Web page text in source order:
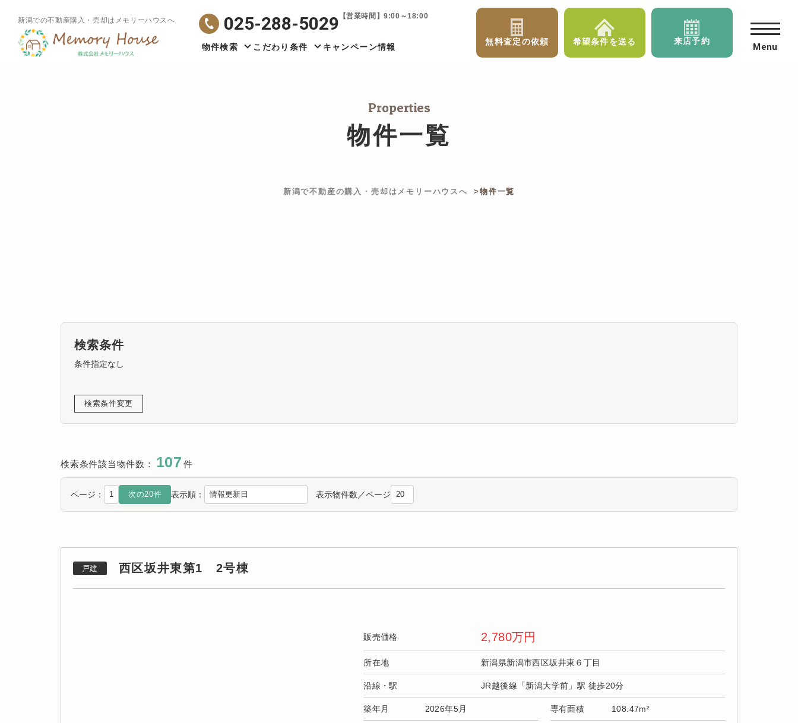
新潟での不動産購入・売却はメモリーハウスへ 025-288-5029 【営業時間】9:00～18:00
物件検索 こだわり条件 キャンペーン情報
無料査定の依頼 希望条件を送る 来店予約
Menu
Properties
物件一覧
新潟で不動産の購入・売却はメモリーハウスへ 物件一覧
検索条件
条件指定なし
検索条件変更
検索条件該当物件数： 107 件
ページ： 表示順： 表示物件数／ページ
戸建 西区坂井東第1 2号棟
販売価格 2,780万円
所在地 新潟県新潟市西区坂井東６丁目
沿線・駅 JR越後線「新潟大学前」駅 徒歩20分
築年月 2026年5月 専有面積 108.47m²